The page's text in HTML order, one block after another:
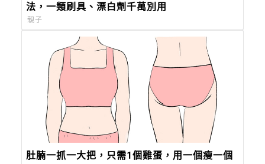
法，一類刷具、漂白劑千萬別用
親子
肚腩一抓一大把，只需1個雞蛋，用一個瘦一個